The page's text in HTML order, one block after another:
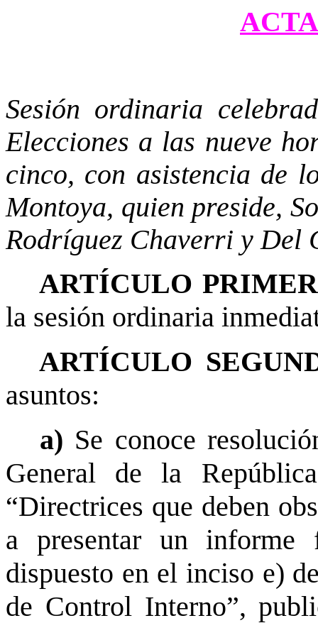
ACTA
Sesión ordinaria
Elecciones a las nueve
cinco, con asistencia de
Montoya, quien preside,
Rodríguez Chaverri y
ARTÍCULO
la sesión ordinaria
ARTÍCULO
asuntos:
a) Se conoce
General de la
“Directrices que deben
a presentar un
dispuesto en el inciso e)
de Control Interno”,